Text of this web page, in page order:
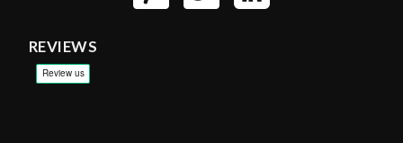
REVIEWS